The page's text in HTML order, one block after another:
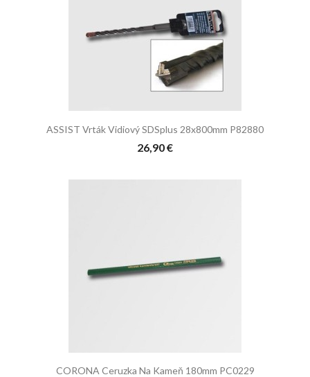
ASSIST Vrták Vidiový SDSplus 28x800mm P82880
26,90 €
CORONA Ceruzka Na Kameň 180mm PC0229